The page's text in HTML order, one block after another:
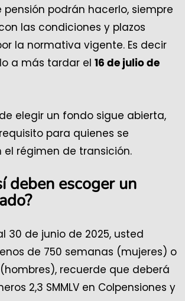
pensión podrán hacerlo, siempre
las condiciones y plazos
la normativa vigente. Es decir
a más tardar el 16 de julio de
elegir un fondo sigue abierta,
para quienes se
el régimen de transición.
deben escoger un
30 de junio de 2025, usted
de 750 semanas (mujeres) o
recuerde que deberá
2,3 SMMLV en Colpensiones y